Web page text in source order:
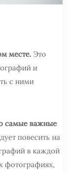
месте. Это
и
с ними
самые важные
повесить на
в каждой
фотографиях,